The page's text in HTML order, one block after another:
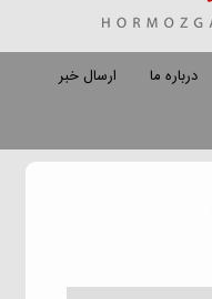
درباره ما
ارسال خبر